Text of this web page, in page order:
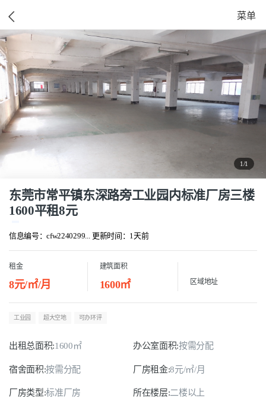
菜单
1/1
东莞市常平镇东深路旁工业园内标准厂房三楼
1600平租8元
信息编号：cfw2240299... 更新时间：1天前
租金
8元/㎡/月
建筑面积
1600㎡ 区域地址
工业园 超大空地 可办环评
出租总面积:1600㎡ 办公室面积:按需分配
宿舍面积:按需分配 厂房租金:8元/㎡/月
厂房类型:标准厂房 所在楼层:二楼以上